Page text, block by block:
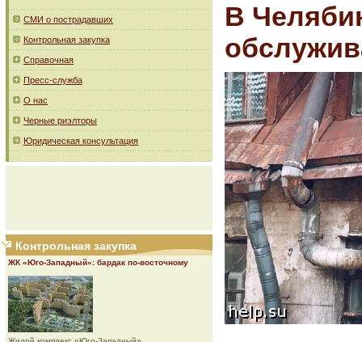
СМИ о пострадавших
Контрольная закупка
Справочная
Пресс-служба
О нас
Черные риэлторы
Юридическая консультация
Контрольная закупка
ЖК «Юго-Западный»: бардак по-восточному
В